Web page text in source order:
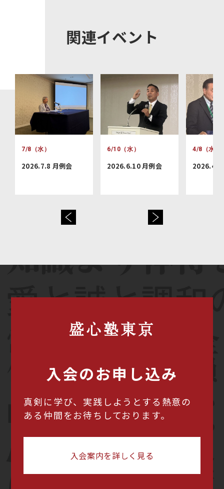
関連イベント
7/8（水）
2026.7.8 月例会
6/10（水）
2026.6.10 月例会
4/8（水）
2026.4.8
盛心塾東京
入会のお申し込み
真剣に学び、実践しようとする熱意の
ある仲間をお待ちしております。
入会案内を詳しく見る